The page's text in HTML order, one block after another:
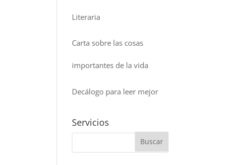
Literaria
Carta sobre las cosas
importantes de la vida
Decálogo para leer mejor
Servicios